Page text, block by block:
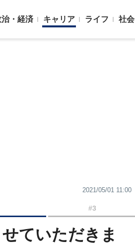
治・経済 キャリア ライフ 社会
2021/05/01 11:00
#3
ていただきま